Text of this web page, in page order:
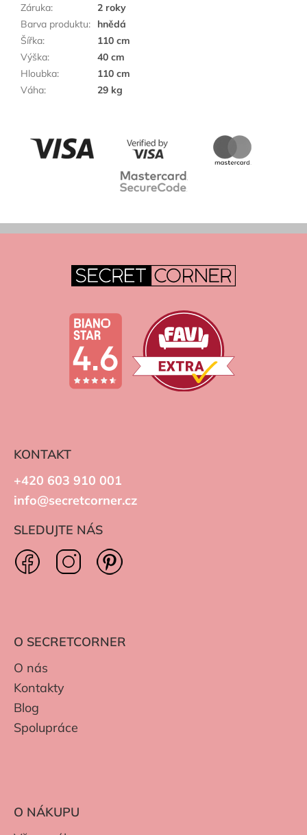
Záruka:
2 roky
Barva produktu:
hnědá
Šířka:
110 cm
Výška:
40 cm
Hloubka:
110 cm
Váha: 29 kg
KONTAKT
+420 603 910 001
info@secretcorner.cz
SLEDUJTE NÁS
O SECRETCORNER
O nás
Kontakty
Blog
Spolupráce
O NÁKUPU